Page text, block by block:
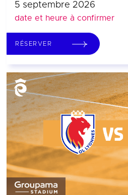
5 septembre 2026
date et heure à confirmer
RÉSERVER